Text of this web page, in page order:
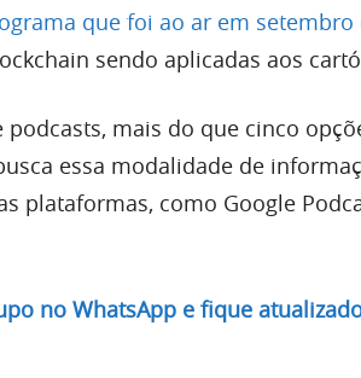
que foi ao ar em setembro
sendo aplicadas aos
mais do que cinco
essa modalidade de
plataformas, como Google
no WhatsApp e fique